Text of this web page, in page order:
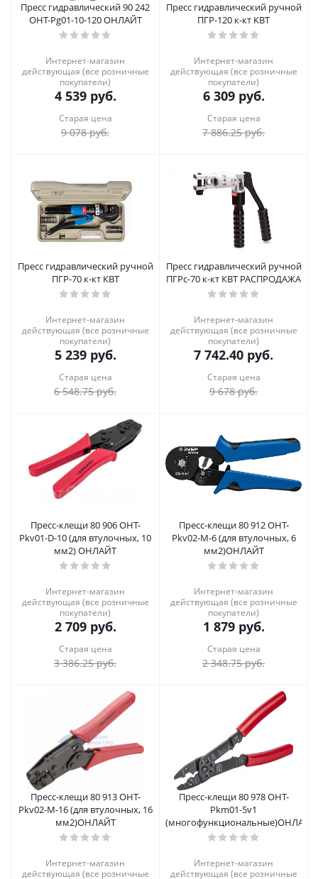
Пресс гидравлический 90 242
OHT-Pg01-10-120 ОНЛАЙТ
Интернет-магазин
действующая (все розничные
покупатели)
4 539руб.
Старая цена
9 078руб.
Пресс гидравлический ручной
ПГР-120 к-кт КВТ
Интернет-магазин
действующая (все розничные
покупатели)
6 309руб.
Старая цена
7 886.25руб.
Пресс гидравлический ручной
ПГР-70 к-кт КВТ
Интернет-магазин
действующая (все розничные
покупатели)
5 239руб.
Старая цена
6 548.75руб.
Пресс гидравлический ручной
ПГРс-70 к-кт КВТ РАСПРОДАЖА
Интернет-магазин
действующая (все розничные
покупатели)
7 742.40 руб.
Старая цена
9 678руб.
Пресс-клещи 80 906 OHT-
Pkv01-D-10 (для втулочных, 10
мм2) ОНЛАЙТ
Интернет-магазин
действующая (все розничные
покупатели)
2 709руб.
Старая цена
3 386.25руб.
Пресс-клещи 80 912 OHT-
Pkv02-M-6 (для втулочных, 6
мм2)ОНЛАЙТ
Интернет-магазин
действующая (все розничные
покупатели)
1 879руб.
Старая цена
2 348.75руб.
Пресс-клещи 80 913 OHT-
Pkv02-M-16 (для втулочных, 16
мм2)ОНЛАЙТ
Интернет-магазин
действующая (все розничные
Пресс-клещи 80 978 OHT-
Pkm01-5v1
(многофункциональные)ОНЛАЙТ
Интернет-магазин
действующая (все розничные